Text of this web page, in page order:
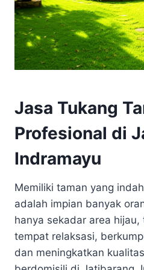
Jasa Tukang
Profesional di
Indramayu
Memiliki taman yang
adalah impian banyak
hanya sekadar area
tempat relaksasi,
dan meningkatkan